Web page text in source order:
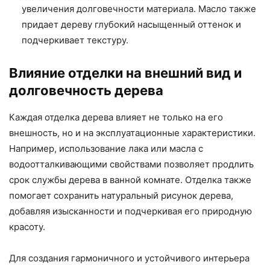
увеличения долговечности материала. Масло также
придает дереву глубокий насыщенный оттенок и
подчеркивает текстуру.
Влияние отделки на внешний вид и
долговечность дерева
Каждая отделка дерева влияет не только на его
внешность, но и на эксплуатационные характеристики.
Например, использование лака или масла с
водоотталкивающими свойствами позволяет продлить
срок службы дерева в ванной комнате. Отделка также
помогает сохранить натуральный рисунок дерева,
добавляя изысканности и подчеркивая его природную
красоту.
Для создания гармоничного и устойчивого интерьера